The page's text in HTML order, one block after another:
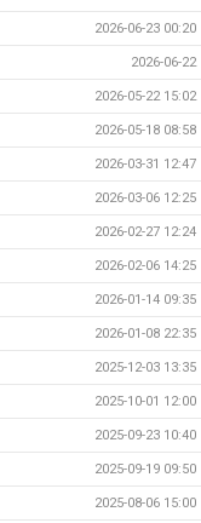
2026-06-23 00:20
2026-06-22
2026-05-22 15:02
2026-05-18 08:58
2026-03-31 12:47
2026-03-06 12:25
2026-02-27 12:24
2026-02-06 14:25
2026-01-14 09:35
2026-01-08 22:35
2025-12-03 13:35
2025-10-01 12:00
2025-09-23 10:40
2025-09-19 09:50
2025-08-06 15:00